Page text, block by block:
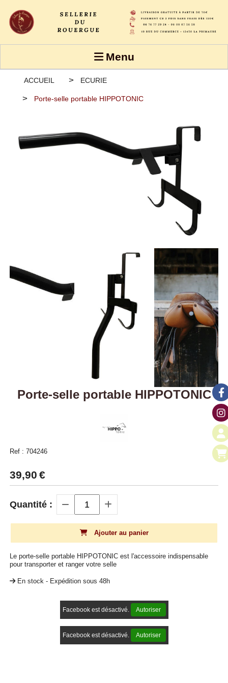
Menu
ACCUEIL ECURIE
Porte-selle portable HIPPOTONIC
Porte-selle portable HIPPOTONIC
Ref : 704246
39,90 €
Quantité :
Ajouter au panier
Le porte-selle portable HIPPOTONIC est l'accessoire indispensable
pour transporter et ranger votre selle
En stock - Expédition sous 48h
Facebook est désactivé. Autoriser
Facebook est désactivé. Autoriser